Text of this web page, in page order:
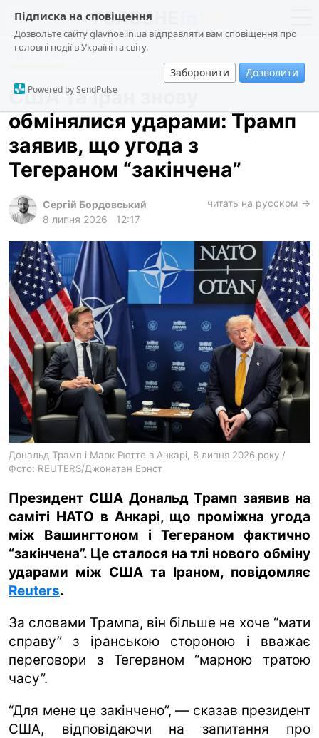
Підписка на сповіщення
Дозвольте сайту glavnoe.in.ua відправляти вам сповіщення про
головні події в Україні та світу.
Заборонити Дозволити
Powered by SendPulse
новини
про проєкт
суспільство
події
кримінал
техно
харків
архів
gambling
ua ru en
Політика
США та Іран знову
обмінялися ударами: Трамп
заявив, що угода з
Тегераном “закінчена”
Сергій Бордовський
8 липня 2026
12:17
читать на русском →
Дональд Трамп і Марк Рютте в Анкарі, 8 липня 2026 року /
Фото: REUTERS/Джонатан Ернст
Президент США Дональд Трамп заявив на
саміті НАТО в Анкарі, що проміжна угода
між Вашингтоном і Тегераном фактично
“закінчена”. Це сталося на тлі нового обміну
ударами між США та Іраном, повідомляє
Reuters.
За словами Трампа, він більше не хоче “мати
справу” з іранською стороною і вважає
переговори з Тегераном “марною тратою
часу”.
“Для мене це закінчено”, — сказав президент
США, відповідаючи на запитання про